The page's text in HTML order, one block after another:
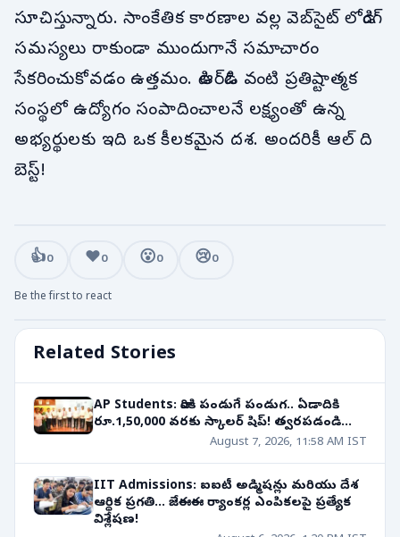
సూచిస్తున్నారు. సాంకేతిక కారణాల వల్ల వెబ్‌సైట్ లోడింగ్
సమస్యలు రాకుండా ముందుగానే సమాచారం
సేకరించుకోవడం ఉత్తమం. డిఆర్‌డిఓ వంటి ప్రతిష్టాత్మక
సంస్థలో ఉద్యోగం సంపాదించాలనే లక్ష్యంతో ఉన్న
అభ్యర్థులకు ఇది ఒక కీలకమైన దశ. అందరికీ ఆల్ ది
బెస్ట్!
Related Stories
AP Students: వారికి పండుగే పండుగ.. ఏడాదికి
రూ.1,50,000 వరకు స్కాలర్ షిప్! త్వరపడండి...
August 7, 2026, 11:58 AM IST
IIT Admissions: ఐఐటీ అడ్మిషన్లు మరియు దేశ
ఆర్థిక ప్రగతి... జేఈఈ ర్యాంకర్ల ఎంపికలపై ప్రత్యేక
విశ్లేషణ!
👍0 ❤️0 😮0 😢0
Be the first to react